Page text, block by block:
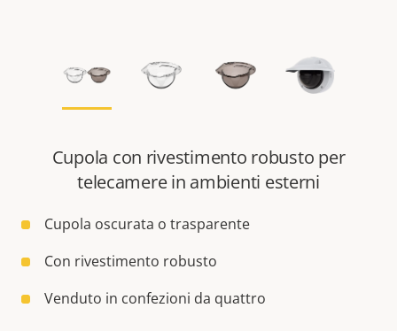
Cupola con rivestimento robusto per
telecamere in ambienti esterni
Cupola oscurata o trasparente
Con rivestimento robusto
Venduto in confezioni da quattro